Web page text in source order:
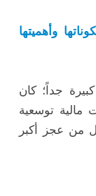
وأهميتها
جداً؛ كان
توسعية
من عجز أكبر